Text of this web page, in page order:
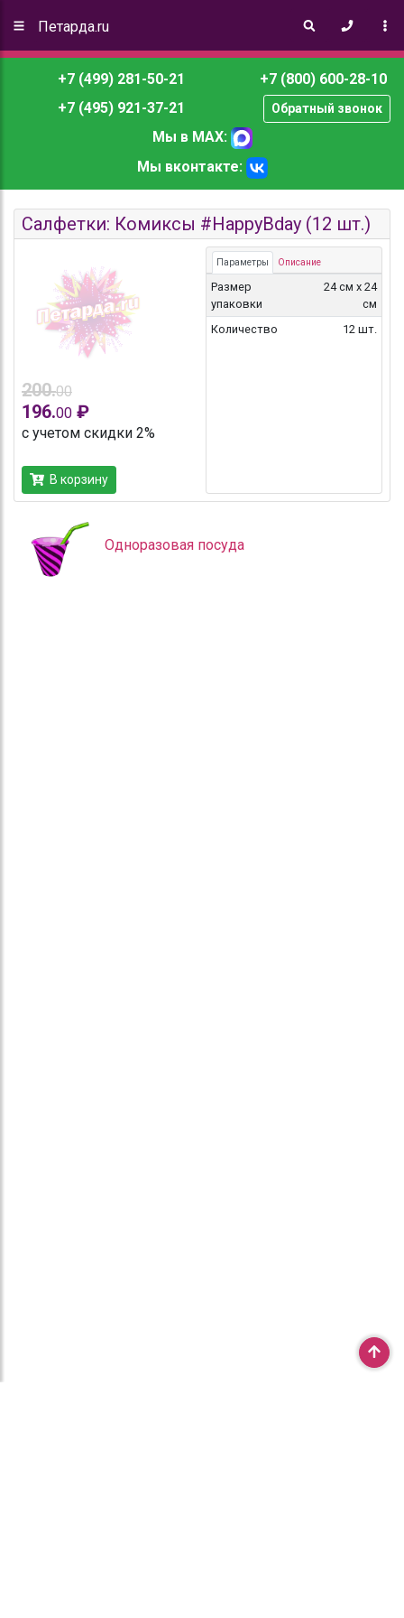
Петарда.ru
+7 (499) 281-50-21
+7 (495) 921-37-21
+7 (800) 600-28-10
Обратный звонок
Мы в MAX:
Мы вконтакте:
Салфетки: Комиксы #HappyBday (12 шт.)
200.00
196.00 ₽
с учетом скидки 2%
В корзину
Параметры Описание
Размер
упаковки
24 см х 24
см
Количество
12 шт.
Одноразовая посуда